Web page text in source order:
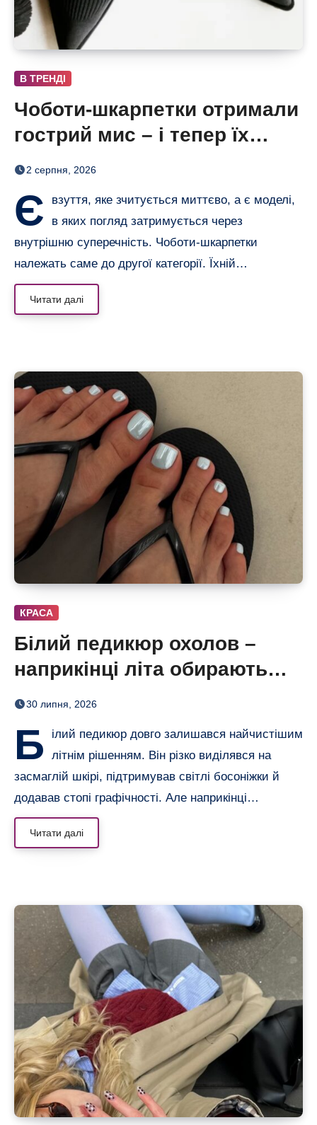
В ТРЕНДІ
Чоботи-шкарпетки отримали
гострий мис – і тепер їх
хочеться роздивлятися
2 серпня, 2026
Є
взуття, яке зчитується миттєво, а є моделі,
в яких погляд затримується через
внутрішню суперечність. Чоботи-шкарпетки
належать саме до другої категорії. Їхній…
Читати далі
КРАСА
Білий педикюр охолов –
наприкінці літа обирають
сіро-блакитний
30 липня, 2026
Б
ілий педикюр довго залишався найчистішим
літнім рішенням. Він різко виділявся на
засмаглій шкірі, підтримував світлі босоніжки й
додавав стопі графічності. Але наприкінці…
Читати далі